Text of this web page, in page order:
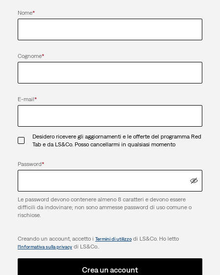
Nome*
Cognome*
E-mail*
Desidero ricevere gli aggiornamenti e le offerte del programma Red
Tab e da LS&Co. Posso cancellarmi in qualsiasi momento
Password*
Le password devono contenere almeno 8 caratteri e devono essere
difficili da indovinare; non sono ammesse password di uso comune o
rischiose.
Creando un account, accetto i Termini di utilizzodi LS&Co. Ho letto
l’Informativa sulla privacydi LS&Co..
Crea un account